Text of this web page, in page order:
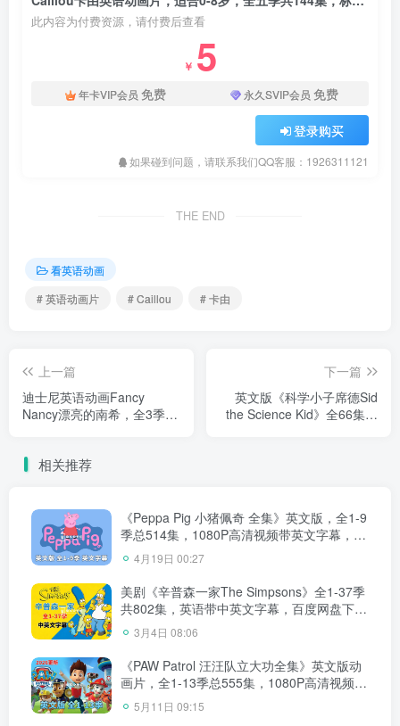
此内容为付费资源，请付费后查看
￥ 5
年卡VIP会员 免费 永久SVIP会员 免费
登录购买
如果碰到问题，请联系我们QQ客服：1926311121
THE END
看英语动画
# 英语动画片
# Caillou # 卡由
上一篇
迪士尼英语动画Fancy
Nancy漂亮的南希，全3季总
下一篇
英文版《科学小子席德Sid
the Science Kid》全66集，
相关推荐
《Peppa Pig 小猪佩奇 全集》英文版，全1-9
季总514集，1080P高清视频带英文字幕，带
配套音频MP3，百度网盘下载！
4月19日 00:27
美剧《辛普森一家The Simpsons》全1-37季
共802集，英语带中英文字幕，百度网盘下
载！
3月4日 08:06
《PAW Patrol 汪汪队立大功全集》英文版动
画片，全1-13季总555集，1080P高清视频带
英文字幕，带配套音频MP3，百度网盘下
载！
5月11日 09:15